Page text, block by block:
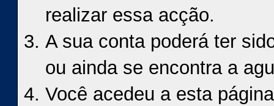
realizar essa acção.
A sua conta poderá ter
ou ainda se encontra a
Você acedeu a esta